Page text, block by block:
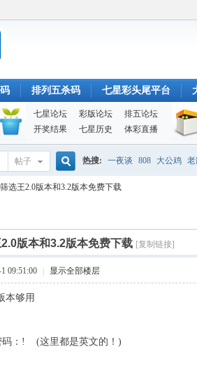
排列五杀码 七星彩头尾平台
七星论坛 彩版论坛
排五论坛
开奖结果
七星历史 体彩直播
帖子
搜
索
热搜: 一夜谈 808 大公鸡
选王2.0版本和3.2版本免费下载
版本和3.2版本免费下载 [复制链接]
09:51:00 显示全部楼层
本够用
码：! (这里都是英文的！)